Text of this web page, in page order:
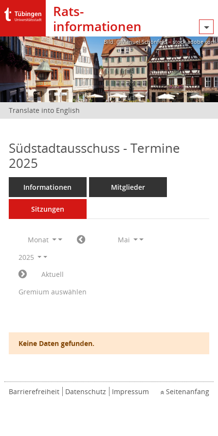
Rats­
informationen
Bild: @Manuel Schönfeld – stock.adobe.com
Translate into English
Südstadtausschuss - Termine
2025
Informationen Mitglieder
Sitzungen
Monat
Mai
2025
Aktuell
Gremium auswählen
Keine Daten gefunden.
Barrierefreiheit Datenschutz Impressum Seitenanfang